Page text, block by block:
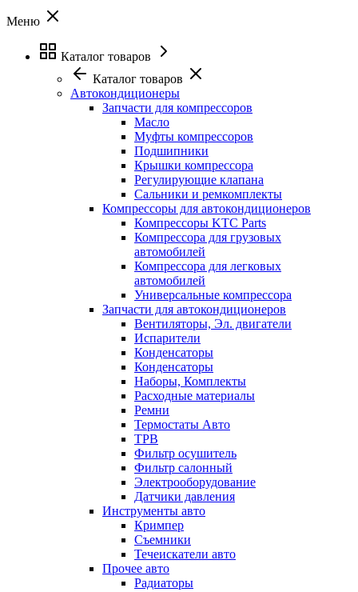
Меню
Каталог товаров
Каталог товаров
Автокондиционеры
Запчасти для компрессоров
Масло
Муфты компрессоров
Подшипники
Крышки компрессора
Регулирующие клапана
Сальники и ремкомплекты
Компрессоры для автокондиционеров
Компрессоры KTC Parts
Компрессора для грузовых
автомобилей
Компрессора для легковых
автомобилей
Универсальные компрессора
Запчасти для автокондиционеров
Вентиляторы, Эл. двигатели
Испарители
Конденсаторы
Конденсаторы
Наборы, Комплекты
Расходные материалы
Ремни
Термостаты Авто
ТРВ
Фильтр осушитель
Фильтр салонный
Электрооборудование
Датчики давления
Инструменты авто
Кримпер
Съемники
Течеискатели авто
Прочее авто
Радиаторы